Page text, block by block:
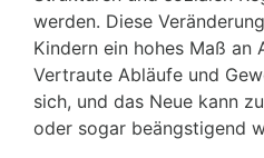
werden. Diese
Kindern ein hohes Maß an
Vertraute Abläufe und
sich, und das Neue kann
oder sogar beängstigend